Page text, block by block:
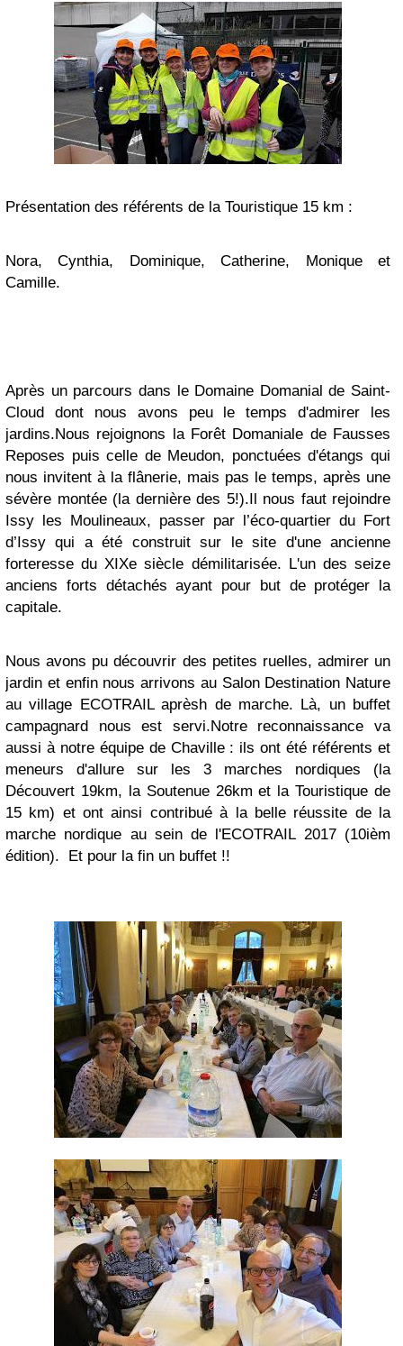
Présentation des référents de la Touristique 15 km :
Nora, Cynthia, Dominique, Catherine, Monique et
Camille.
Après un parcours dans le Domaine Domanial de Saint-
Cloud dont nous avons peu le temps d'admirer les
jardins.Nous rejoignons la Forêt Domaniale de Fausses
Reposes puis celle de Meudon, ponctuées d'étangs qui
nous invitent à la flânerie, mais pas le temps, après une
sévère montée (la dernière des 5!).Il nous faut rejoindre
Issy les Moulineaux, passer par l’éco-quartier du Fort
d’Issy qui a été construit sur le site d'une ancienne
forteresse du XIXe siècle démilitarisée. L'un des seize
anciens forts détachés ayant pour but de protéger la
capitale.
Nous avons pu découvrir des petites ruelles, admirer un
jardin et enfin nous arrivons au Salon Destination Nature
au village ECOTRAIL aprèsh de marche. Là, un buffet
campagnard nous est servi.Notre reconnaissance va
aussi à notre équipe de Chaville : ils ont été référents et
meneurs d'allure sur les 3 marches nordiques (la
Découvert 19km, la Soutenue 26km et la Touristique de
15 km) et ont ainsi contribué à la belle réussite de la
marche nordique au sein de l'ECOTRAIL 2017 (10ièm
édition). Et pour la fin un buffet !!